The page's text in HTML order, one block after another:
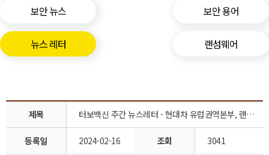
보안 뉴스 보안 용어
뉴스 레터 랜섬웨어
제목 터보백신 주간 뉴스레터 - 현대차 유럽권역본부, 랜섬웨어 공격…3TB 데이터 탈취?[2월 3주]
등록일 2024-02-16 조회 3041